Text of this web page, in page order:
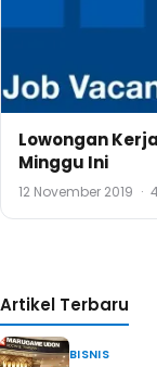
Lowongan
Minggu Ini
12 November 2019 ·
Artikel Terbaru
BISNIS